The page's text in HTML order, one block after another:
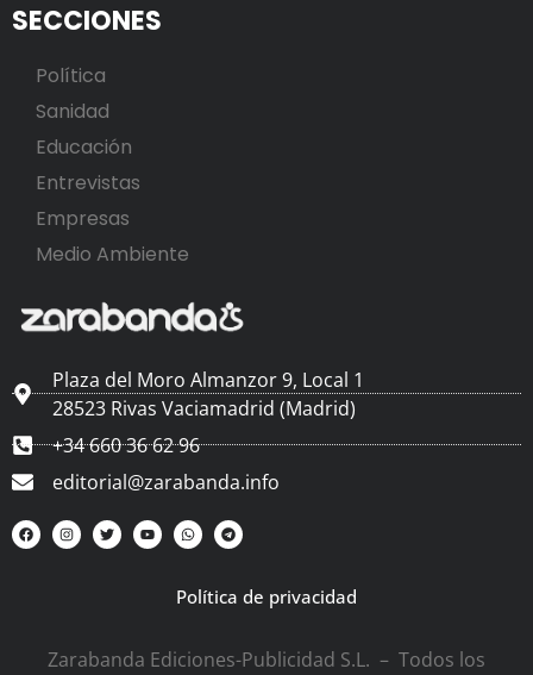
SECCIONES
Política
Sanidad
Educación
Entrevistas
Empresas
Medio Ambiente
Plaza del Moro Almanzor 9, Local 1
28523 Rivas Vaciamadrid (Madrid)
+34 660 36 62 96
editorial@zarabanda.info
Política de privacidad
Zarabanda Ediciones-Publicidad S.L. – Todos los